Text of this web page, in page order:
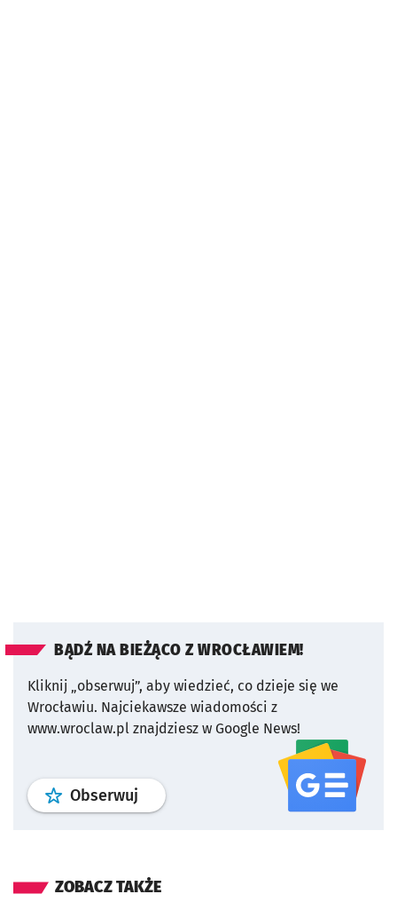
BĄDŹ NA BIEŻĄCO Z WROCŁAWIEM!
Kliknij „obserwuj”, aby wiedzieć, co dzieje się we
Wrocławiu. Najciekawsze wiadomości z
www.wroclaw.pl znajdziesz w Google News!
Obserwuj profil serwisu
ZOBACZ TAKŻE